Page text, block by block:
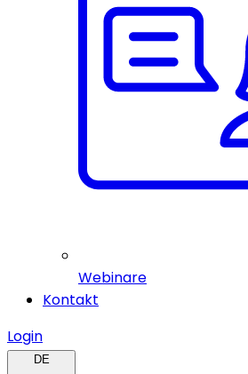
Webinare
Kontakt
Login
DE